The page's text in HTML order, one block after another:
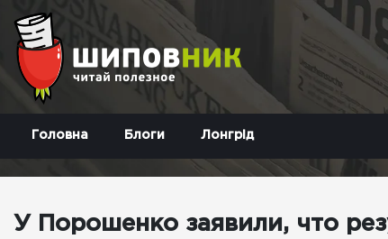
Головна Блоги Лонгрід
У Порошенко заявили, что